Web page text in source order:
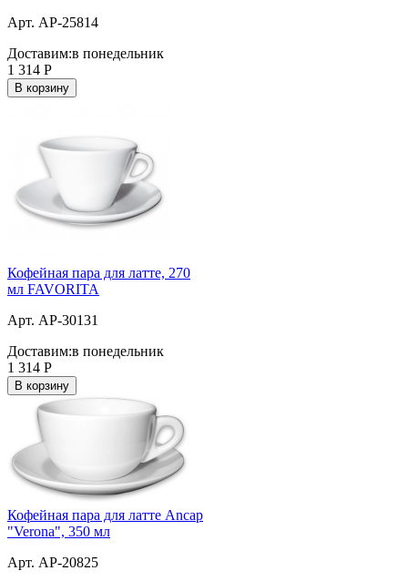
Арт. AP-25814
Доставим:в понедельник
1 314 Р
В корзину
Кофейная пара для латте, 270
мл FAVORITA
Арт. AP-30131
Доставим:в понедельник
1 314 Р
В корзину
Кофейная пара для латте Ancap
"Verona", 350 мл
Арт. AP-20825